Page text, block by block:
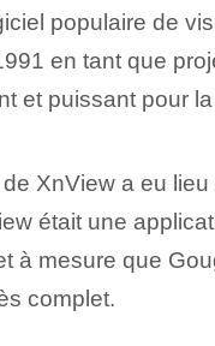
populaire de
en tant que
et puissant pour
XnView a eu
était une
à mesure que
complet.